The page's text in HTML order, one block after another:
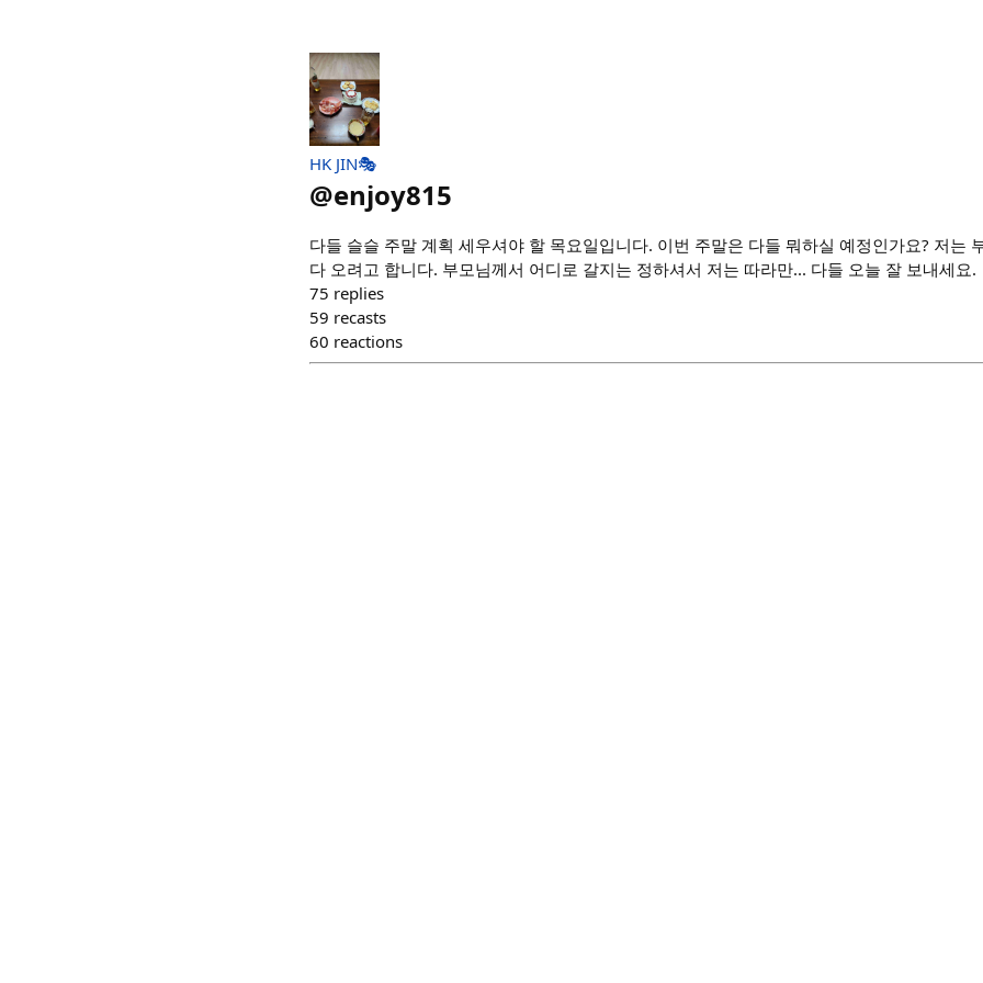
HK JIN🎭
@enjoy815
다들 슬슬 주말 계획 세우셔야 할 목요일입니다. 이번 주말은 다들 뭐하실 예정인가요? 저는
다 오려고 합니다. 부모님께서 어디로 갈지는 정하셔서 저는 따라만... 다들 오늘 잘 보내세요.
75 replies
59 recasts
60 reactions